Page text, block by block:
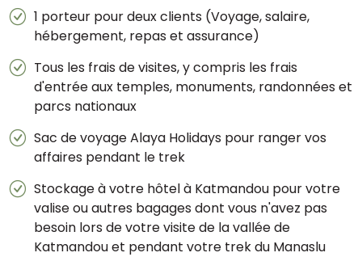
1 porteur pour deux clients (Voyage, salaire,
hébergement, repas et assurance)
Tous les frais de visites, y compris les frais
d'entrée aux temples, monuments, randonnées et
parcs nationaux
Sac de voyage Alaya Holidays pour ranger vos
affaires pendant le trek
Stockage à votre hôtel à Katmandou pour votre
valise ou autres bagages dont vous n'avez pas
besoin lors de votre visite de la vallée de
Katmandou et pendant votre trek du Manaslu